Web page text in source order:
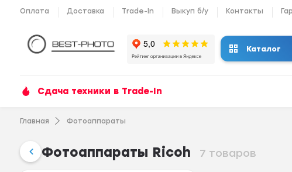
Оплата Доставка Trade-In Выкуп б/у Контакты
Каталог
Сдача техники в Trade-In
Главная Фотоаппараты
Фотоаппараты Ricoh 7 товаров